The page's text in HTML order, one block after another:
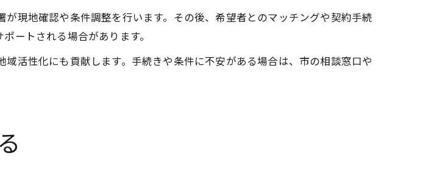
現地確認や条件調整を行います。その後、希望者とのマッチングや契約手続
ートされる場合があります。
活性化にも貢献します。手続きや条件に不安がある場合は、市の相談窓口や